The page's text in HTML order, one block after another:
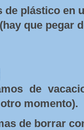
de plástico en
que pegar
de
momento).
de borrar